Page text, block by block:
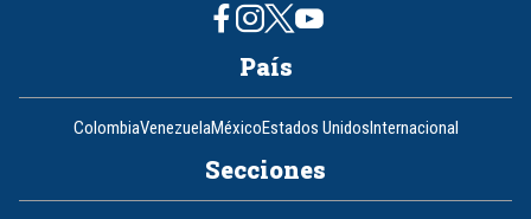
País
ColombiaVenezuelaMéxicoEstados UnidosInternacional
Secciones